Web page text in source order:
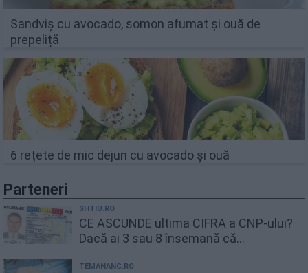
Sandviș cu avocado, somon afumat și ouă de
prepeliță
6 rețete de mic dejun cu avocado și ouă
Parteneri
SHTIU.RO
CE ASCUNDE ultima CIFRA a CNP-ului?
Dacă ai 3 sau 8 însemană că...
TEMANANC.RO